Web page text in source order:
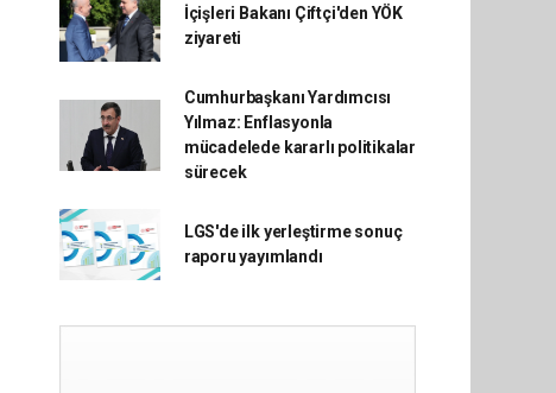
İçişleri Bakanı Çiftçi'den YÖK
ziyareti
Cumhurbaşkanı Yardımcısı
Yılmaz: Enflasyonla
mücadelede kararlı politikalar
sürecek
LGS'de ilk yerleştirme sonuç
raporu yayımlandı